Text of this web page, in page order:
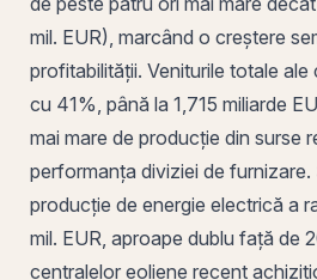
mil. EUR), marcând o creștere
profitabilității. Veniturile totale
cu 41%, până la 1,715 miliarde
mai mare de producție din surse
performanța diviziei de furnizare.
producție de energie electrică a
mil. EUR, aproape dublu față de
centralelor eoliene recent